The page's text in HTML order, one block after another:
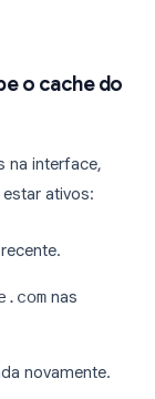
o cache do
na interface,
ativos:
nas
novamente.